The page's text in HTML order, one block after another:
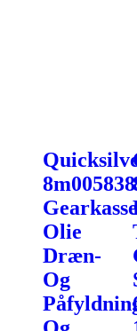
Gearkasse
Olie
Dræn-
Og